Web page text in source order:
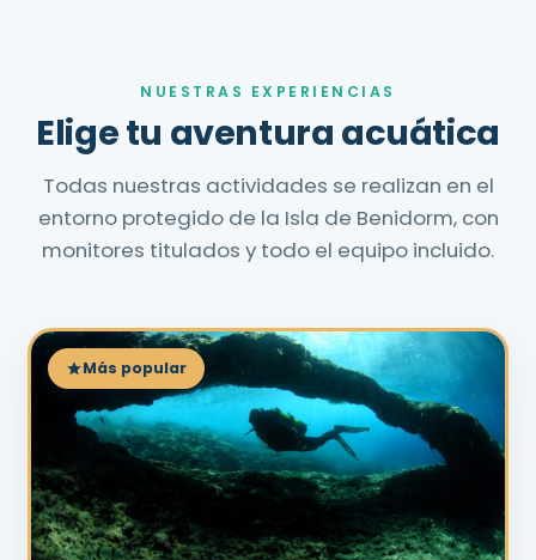
NUESTRAS EXPERIENCIAS
Elige tu aventura acuática
Todas nuestras actividades se realizan en el
entorno protegido de la Isla de Benidorm, con
monitores titulados y todo el equipo incluido.
Más popular